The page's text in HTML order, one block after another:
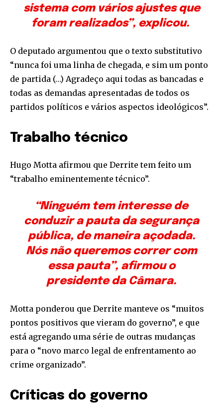
sistema com vários ajustes que
foram realizados”, explicou.
O deputado argumentou que o texto substitutivo
“nunca foi uma linha de chegada, e sim um ponto
de partida (…) Agradeço aqui todas as bancadas e
todas as demandas apresentadas de todos os
partidos políticos e vários aspectos ideológicos”.
Trabalho técnico
Hugo Motta afirmou que Derrite tem feito um
“trabalho eminentemente técnico”.
“Ninguém tem interesse de
conduzir a pauta da segurança
pública, de maneira açodada.
Nós não queremos correr com
essa pauta”, afirmou o
presidente da Câmara.
Motta ponderou que Derrite manteve os “muitos
pontos positivos que vieram do governo”, e que
está agregando uma série de outras mudanças
para o “novo marco legal de enfrentamento ao
crime organizado”.
Críticas do governo